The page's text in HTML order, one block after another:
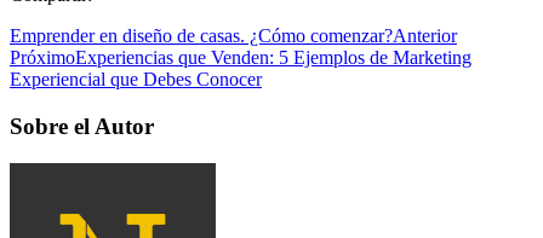
Emprender en diseño de casas. ¿Cómo comenzar?Anterior
PróximoExperiencias que Venden: 5 Ejemplos de Marketing
Experiencial que Debes Conocer
Sobre el Autor